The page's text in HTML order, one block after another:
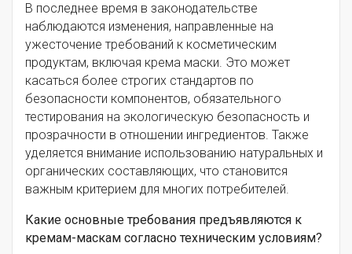
В последнее время в законодательстве
наблюдаются изменения, направленные на
ужесточение требований к косметическим
продуктам, включая крема маски. Это может
касаться более строгих стандартов по
безопасности компонентов, обязательного
тестирования на экологическую безопасность и
прозрачности в отношении ингредиентов. Также
уделяется внимание использованию натуральных и
органических составляющих, что становится
важным критерием для многих потребителей.
Какие основные требования предъявляются к
кремам-маскам согласно техническим условиям?